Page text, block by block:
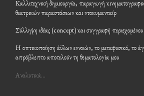
Καλλιτεχνική δημιουργία, παραγωγή
θεατρικών παραστάσεων και ντοκυμανταίρ
Σύλληψη ιδέας (concept) και συγγραφή
Η οπτικοποίηση άϋλων εννοιών, το μεταφυσικό, το
απρόβλεπτο αποτελούν τη θεματολογία μου
Αναλυτικά…